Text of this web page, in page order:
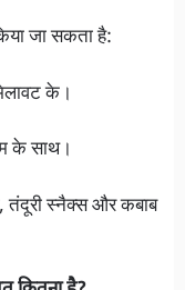
जा सकता है:
के।
के साथ।
स्नैक्स और कबाब